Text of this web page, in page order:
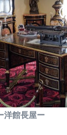
洋館長屋ー